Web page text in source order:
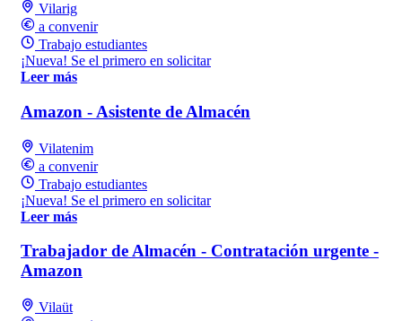
Vilarig
a convenir
Trabajo estudiantes
¡Nueva! Se el primero en solicitar
Leer más
Amazon - Asistente de Almacén
Vilatenim
a convenir
Trabajo estudiantes
¡Nueva! Se el primero en solicitar
Leer más
Trabajador de Almacén - Contratación urgente -
Amazon
Vilaüt